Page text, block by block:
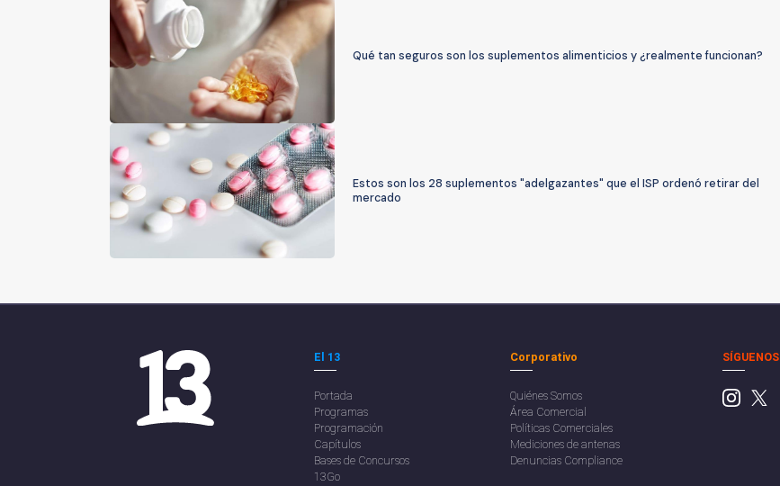
Qué tan seguros son los suplementos alimenticios y ¿realmente funcionan?
Estos son los 28 suplementos "adelgazantes" que el ISP ordenó retirar del
mercado
El 13
Portada
Programas
Programación
Capítulos
Bases de Concursos
13Go
Corporativo
Quiénes Somos
Área Comercial
Políticas Comerciales
Mediciones de antenas
Denuncias Compliance
SÍGUENOS